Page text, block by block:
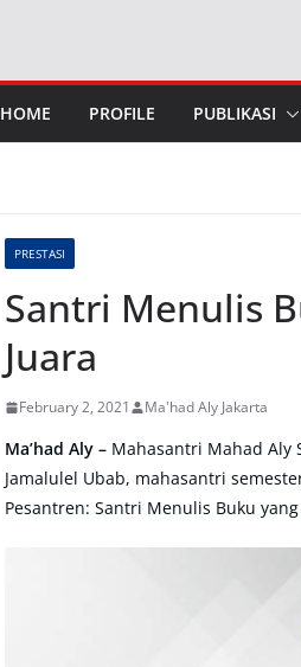
HOME PROFILE PUBLIKASI
PRESTASI
Santri Menulis
Juara
February 2, 2021 Ma'had Aly Jakarta
Ma’had Aly – Mahasantri Mahad Aly
Jamalulel Ubab, mahasantri
Pesantren: Santri Menulis Buku